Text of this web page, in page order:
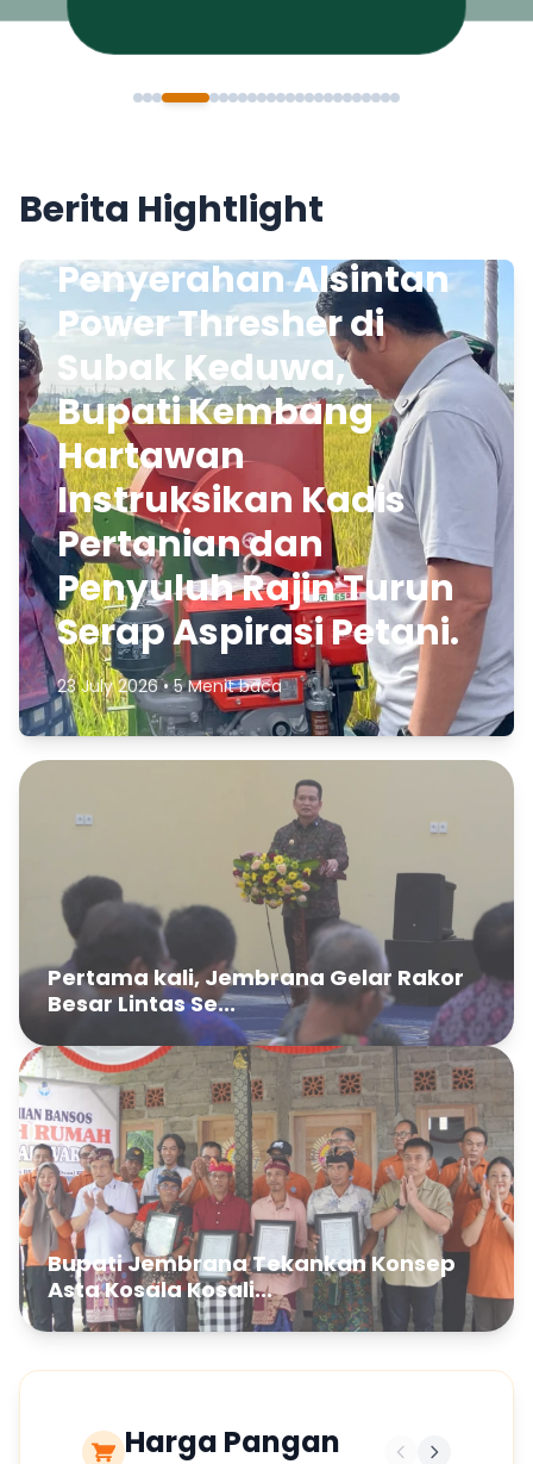
Berita Hightlight
Penyerahan Alsintan
Power Thresher di
Subak Keduwa,
Bupati Kembang
Hartawan
Instruksikan Kadis
Pertanian dan
Penyuluh Rajin Turun
Serap Aspirasi Petani.
23 July 2026 • 5 Menit baca
Pertama kali, Jembrana Gelar Rakor
Besar Lintas Se...
Bupati Jembrana Tekankan Konsep
Asta Kosala Kosali...
Harga Pangan